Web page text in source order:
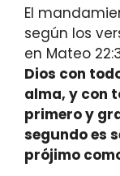
El
según los
en Mateo
Dios con
alma, y con
primero y
segundo es
prójimo